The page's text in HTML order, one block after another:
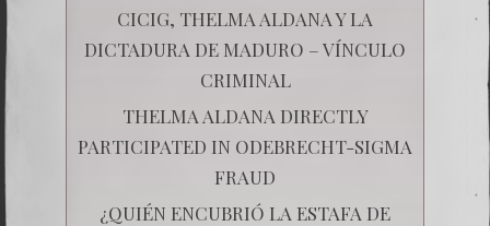
CICIG, THELMA ALDANA Y LA
DICTADURA DE MADURO – VÍNCULO
CRIMINAL
THELMA ALDANA DIRECTLY
PARTICIPATED IN ODEBRECHT-SIGMA
FRAUD
¿QUIÉN ENCUBRIÓ LA ESTAFA DE